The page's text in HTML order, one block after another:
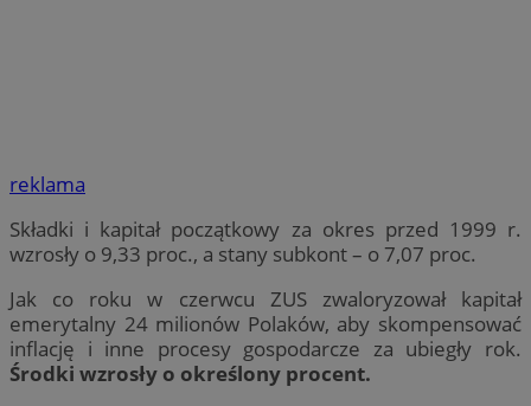
reklama
Składki i kapitał początkowy za okres przed 1999 r.
wzrosły o 9,33 proc., a stany subkont – o 7,07 proc.
Jak co roku w czerwcu ZUS zwaloryzował kapitał
emerytalny 24 milionów Polaków, aby skompensować
inflację i inne procesy gospodarcze za ubiegły rok.
Środki wzrosły o określony procent.